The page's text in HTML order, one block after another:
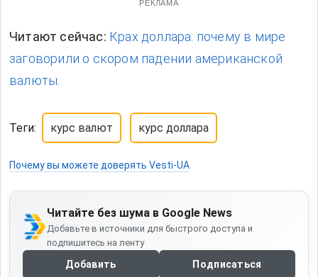
РЕКЛАМА
Читают сейчас: Крах доллара: почему в мире
заговорили о скором падении американской
валюты.
Теги: курс валют курс доллара
Почему вы можете доверять Vesti-UA
Читайте без шума в Google News
Добавьте в источники для быстрого доступа и
подпишитесь на ленту
Добавить Подписаться